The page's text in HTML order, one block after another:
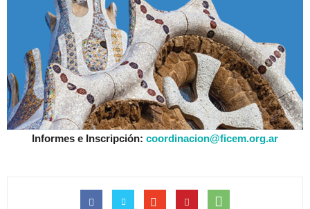
Informes e Inscripción: coordinacion@ficem.org.ar